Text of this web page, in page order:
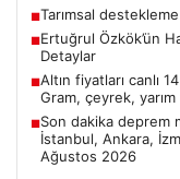
■Tarımsal
■Ertuğrul Özkök’ün
Detaylar
■Altın fiyatları canlı
Gram, çeyrek, yarım
■Son dakika deprem
İstanbul, Ankara,
Ağustos 2026